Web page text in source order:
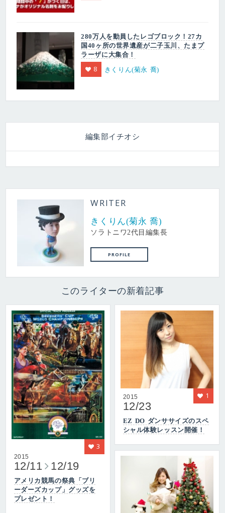
280万人を動員したレゴブロック！27カ
国40ヶ所の世界遺産が二子玉川、たまプ
ラーザに大集合！
8 きくりん(菊永 喬)
編集部イチオシ
WRITER
きくりん(菊永 喬)
ソラトニワ2代目編集長
PROFILE
このライターの新着記事
2015
12/11 12/19
アメリカ競馬の祭典「ブリ
ーダーズカップ」グッズを
プレゼント！
3
2015
12/23
EZ DO ダンササイズのスペ
シャル体験レッスン開催！
1